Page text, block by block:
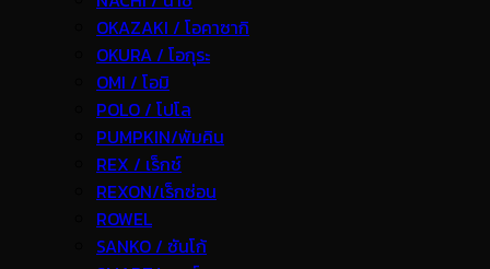
OKAZAKI / โอคาซากิ
OKURA / โอกุระ
OMI / โอมิ
POLO / โปโล
PUMPKIN/พัมคิน
REX / เร็กช์
REXON/เร็กซ่อน
ROWEL
SANKO / ซันโก้